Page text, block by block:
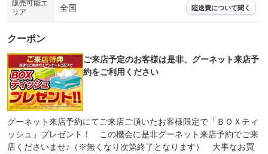
販売可能エ
リア
全国 陸送費について聞く
クーポン
ご来店予定のお客様は是非、グーネット来店予
約をご利用ください
グーネット来店予約にてご来店ご頂いたお客様限定で「ＢＯＸティ
ッシュ」プレゼント！ この機会に是非グーネット来店予約でご来
店くださいませ♪（※無くなり次第終了となります） 大事なお買